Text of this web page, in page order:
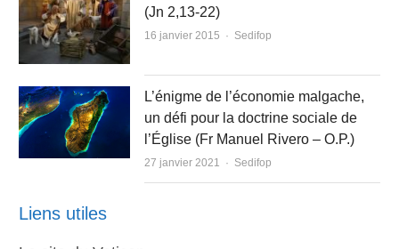
(Jn 2,13-22)
16 janvier 2015 Author
Sedifop
L’énigme de l’économie malgache,
un défi pour la doctrine sociale de
l’Église (Fr Manuel Rivero – O.P.)
27 janvier 2021 Author
Sedifop
Liens utiles